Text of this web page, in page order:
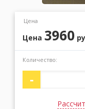
Цена
Цена 3960
Количество:
-